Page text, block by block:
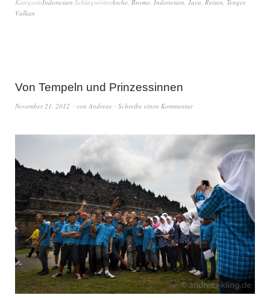
KategorieIndonesien SchlagwörterAsche, Bromo, Indonesien, Java, Reisen, Tenger,
Vulkan
Von Tempeln und Prinzessinnen
November 21, 2012 von Andreas Schreibe einen Kommentar